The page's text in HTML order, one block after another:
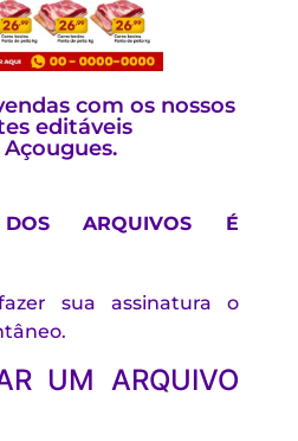
com os nossos
editáveis
ARQUIVOS É
sua assinatura o
UM ARQUIVO